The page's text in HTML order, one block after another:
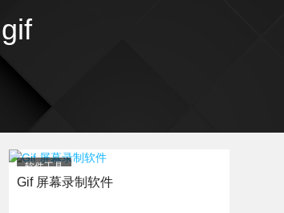
gif
软件工具
Gif 屏幕录制软件